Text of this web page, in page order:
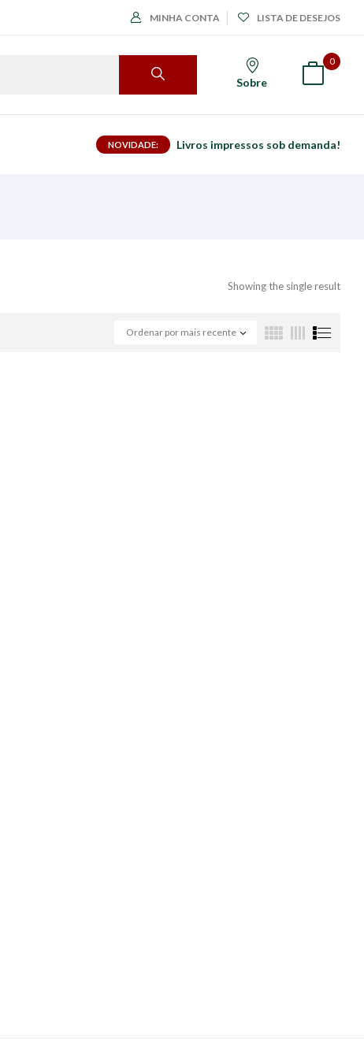
MINHA CONTA LISTA DE DESEJOS
Sobre
0
NOVIDADE: Livros impressos sob demanda!
Showing the single result
Ordenar por mais recente